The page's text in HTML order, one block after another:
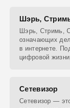
Шэрь,
Шэрь, Стримь,
означающих
в интернете.
цифровой
Сетевизор
Сетевизор —